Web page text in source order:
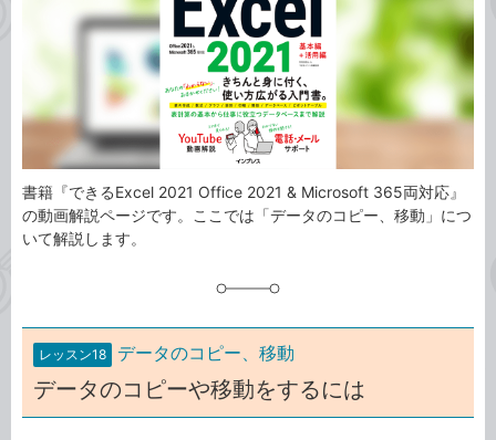
書籍『できるExcel 2021 Office 2021 & Microsoft 365両対応』
の動画解説ページです。ここでは「データのコピー、移動」につ
いて解説します。
レッスン18 データのコピー、移動
データのコピーや移動をするには